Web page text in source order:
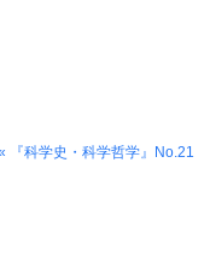
『科学史・科学哲学』No.21